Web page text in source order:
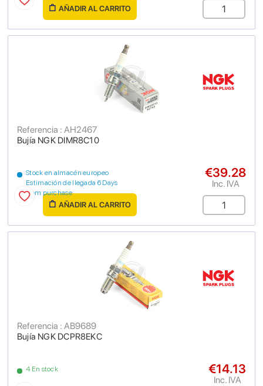
AÑADIR AL CARRITO
Bujía NGK DIMR8C10
Referencia : AH2467
Stock en almacén europeo
Estimación de llegada 6 Days
from purchase
€39.28
Inc. IVA
AÑADIR AL CARRITO
Bujía NGK DCPR8EKC
Referencia : AB9689
4 En stock €14.13
Inc. IVA